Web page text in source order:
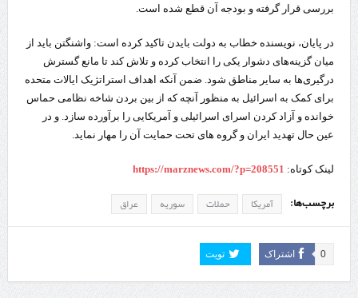
بررسی قرار گرفته و بودجه آن قطع شده است.
در پایان، نویسنده خطاب به دولت بایدن تاکید کرده است: واشنگتن باید از
میان گزینه‌های دشوار یکی را انتخاب کرده و تلاش کند تا مانع گسترش
درگیری‌ها به سایر مناطق شود. ضمن آنکه اهداف استراتژیک ایالات متحده
برای کمک به اسرائیل به منظور آنچه که از بین بردن شاخه نظامی حماس
خوانده و آزاد کردن اسرای اسرائیلی و آمریکایی را برآورده سازد. و در
عین حال تهدید ایران و گروه های تحت حمایت آن را مهار نماید.
لینک کوتاه: https://marznews.com/?p=208551
برچسب‌ها: آمریکا حملات سوریه عراق
اشتراک 0 تویت